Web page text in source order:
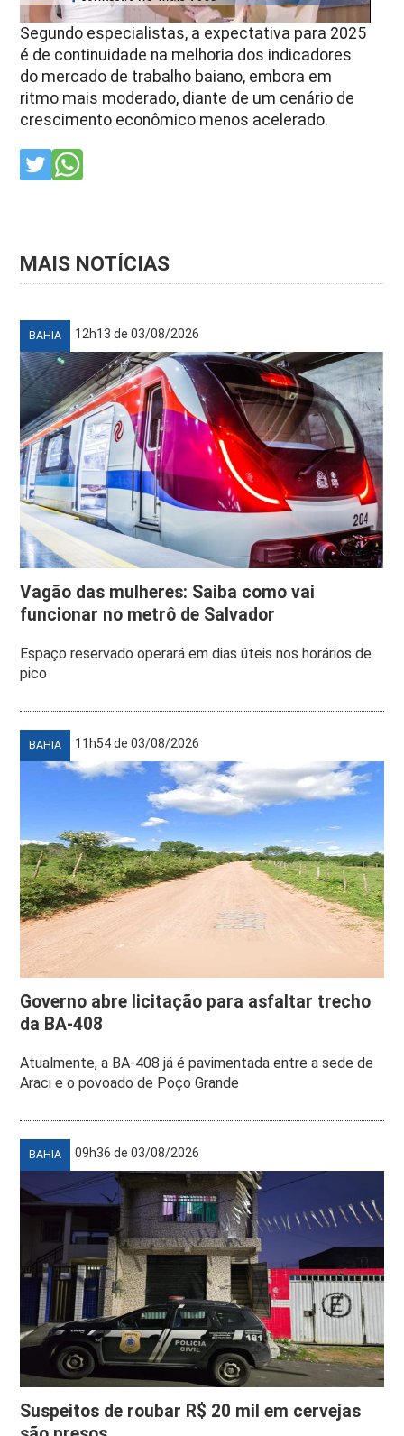
Segundo especialistas, a expectativa para 2025
é de continuidade na melhoria dos indicadores
do mercado de trabalho baiano, embora em
ritmo mais moderado, diante de um cenário de
crescimento econômico menos acelerado.
MAIS NOTÍCIAS
BAHIA 12h13 de 03/08/2026
Vagão das mulheres: Saiba como vai
funcionar no metrô de Salvador
Espaço reservado operará em dias úteis nos horários de
pico
BAHIA 11h54 de 03/08/2026
Governo abre licitação para asfaltar trecho
da BA-408
Atualmente, a BA-408 já é pavimentada entre a sede de
Araci e o povoado de Poço Grande
BAHIA 09h36 de 03/08/2026
Suspeitos de roubar R$ 20 mil em cervejas